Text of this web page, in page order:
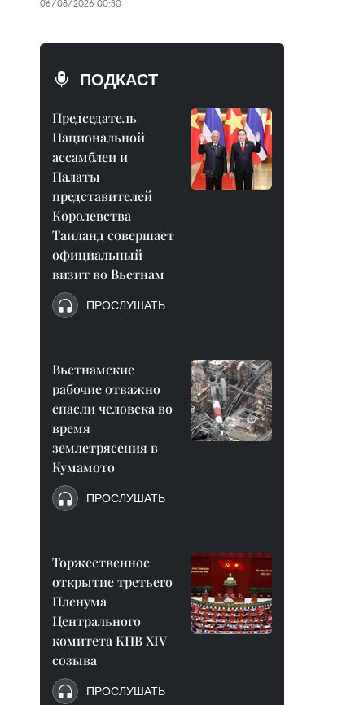
06/08/2026 00:30
ПОДКАСТ
Председатель
Национальной
ассамблеи и
Палаты
представителей
Королевства
Таиланд совершает
официальный
визит во Вьетнам
ПРОСЛУШАТЬ
Вьетнамские
рабочие отважно
спасли человека во
время
землетрясения в
Кумамото
ПРОСЛУШАТЬ
Торжественное
открытие третьего
Пленума
Центрального
комитета КПВ XIV
созыва
ПРОСЛУШАТЬ